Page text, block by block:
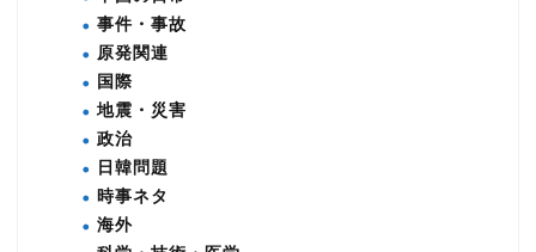
事件・事故
原発関連
国際
地震・災害
政治
日韓問題
時事ネタ
海外